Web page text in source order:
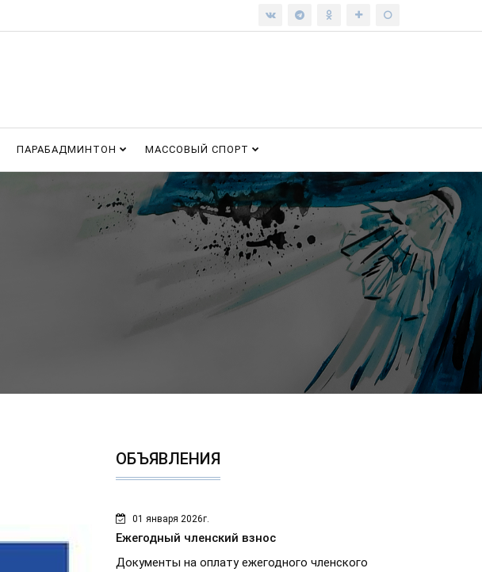
ПАРАБАДМИНТОН МАССОВЫЙ СПОРТ
ОБЪЯВЛЕНИЯ
01 января 2026г.
Ежегодный членский взнос
Документы на оплату ежегодного членского